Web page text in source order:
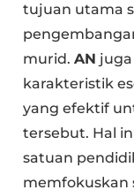
tujuan utama
murid.AN
karakteristik
yang efektif
tersebut. Hal
satuan
memfokuskan